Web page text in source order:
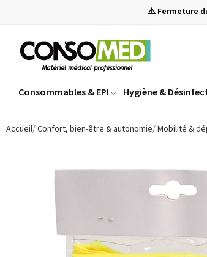
⚠️ Fermeture
Consommables & EPI Hygiène &
Accueil Confort, bien-être & autonomie Mobilité &